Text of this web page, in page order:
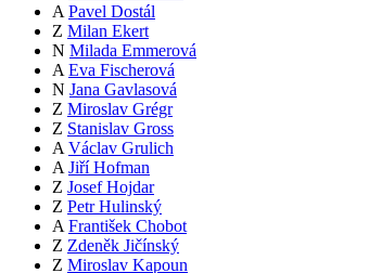
A Pavel Dostál
Z Milan Ekert
N Milada Emmerová
A Eva Fischerová
N Jana Gavlasová
Z Miroslav Grégr
Z Stanislav Gross
A Václav Grulich
A Jiří Hofman
Z Josef Hojdar
Z Petr Hulinský
A František Chobot
Z Zdeněk Jičínský
Z Miroslav Kapoun